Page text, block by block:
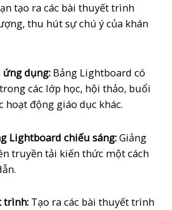
tạo ra các bài thuyết trình
thu hút sự chú ý của khán
dụng: Bảng Lightboard có
các lớp học, hội thảo, buổi
hoạt động giáo dục khác.
Lightboard chiếu sáng:Giảng
truyền tải kiến thức một cách
trình: Tạo ra các bài thuyết trình